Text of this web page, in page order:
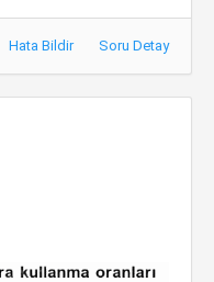
Hata Bildir Soru Detay